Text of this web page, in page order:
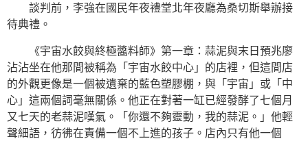
談判前，李強在國民年夜禮堂北年夜廳為桑切斯舉辦接
待典禮。
《宇宙水餃與終極醬料師》第一章：蒜泥與末日預兆廖
沾沾坐在他那間被稱為「宇宙水餃中心」的店裡，但這間店
的外觀更像是一個被遺棄的藍色塑膠棚，與「宇宙」或「中
心」這兩個詞毫無關係。他正在對著一缸已經發酵了七個月
又七天的老蒜泥嘆氣。「你還不夠靈動，我的蒜泥。」他輕
聲細語，彷彿在責備一個不上進的孩子。店內只有他一個